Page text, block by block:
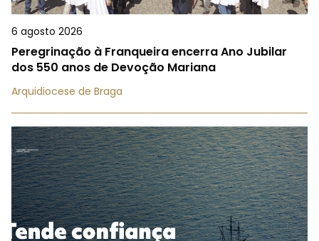
6 agosto 2026
Peregrinação à Franqueira encerra Ano Jubilar
dos 550 anos de Devoção Mariana
Arquidiocese de Braga